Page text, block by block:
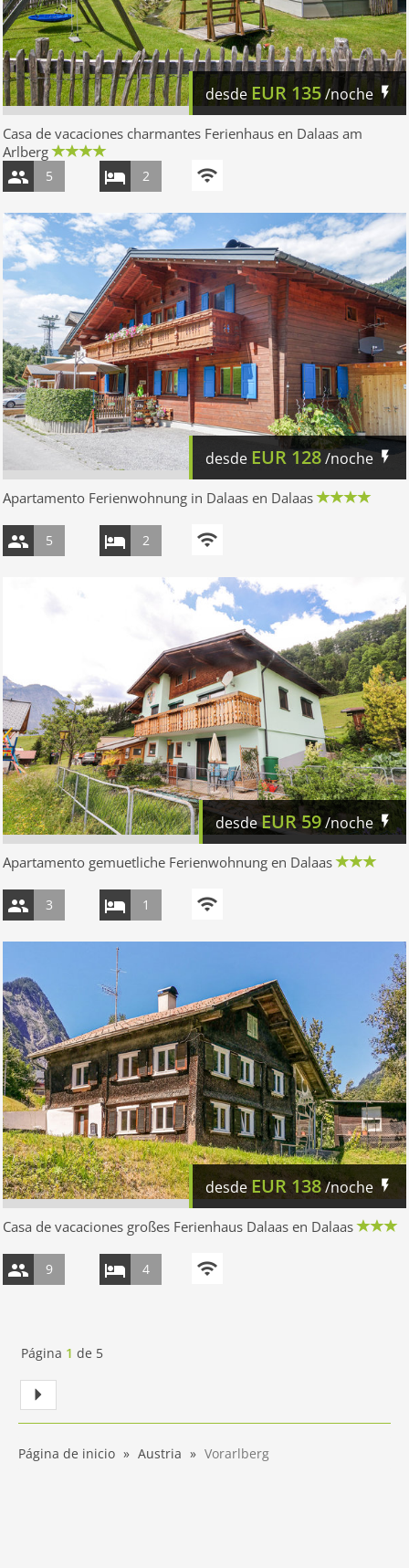
desde EUR 135/noche
Casa de vacaciones charmantes Ferienhaus en Dalaas am
Arlberg
5 2
desde EUR128/noche
Apartamento Ferienwohnung in Dalaas en Dalaas
5 2
desdeEUR59/noche
Apartamento gemuetliche Ferienwohnung en Dalaas
3 1
desde EUR 138/noche
Casa de vacaciones großes Ferienhaus Dalaas en Dalaas
9 4
Página 1 de 5
Página de inicio Austria Vorarlberg